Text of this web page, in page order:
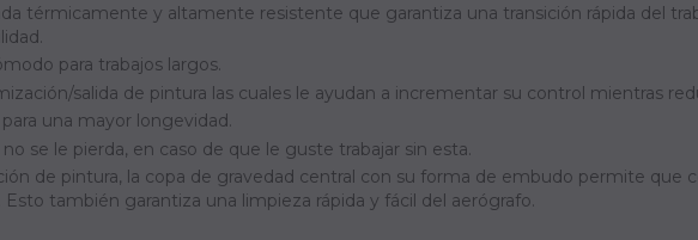
térmicamente y altamente resistente que garantiza una transición rápida del
para trabajos largos.
salida de pintura las cuales le ayudan a incrementar su control mientras
una mayor longevidad.
se le pierda, en caso de que le guste trabajar sin esta.
de pintura, la copa de gravedad central con su forma de embudo permite que
también garantiza una limpieza rápida y fácil del aerógrafo.